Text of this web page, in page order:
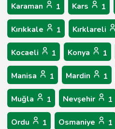
Karaman 1 Kars 1
Kırıkkale 1 Kırklareli
Kocaeli 1 Konya 1
Manisa 1 Mardin 1
Muğla 1 Nevşehir 1
Ordu 1 Osmaniye 1